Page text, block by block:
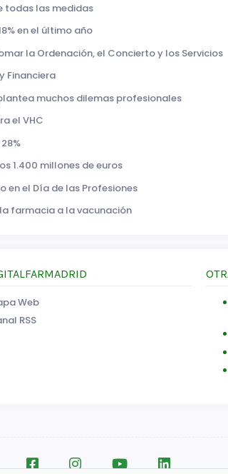
todas las medidas
en el último año
la Ordenación, el Concierto y los Servicios
Financiera
muchos dilemas profesionales
el VHC
1.400 millones de euros
en el Día de las Profesiones
farmacia a la vacunación
Web
RSS